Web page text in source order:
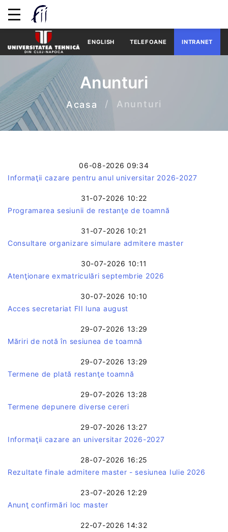
ENGLISH TELEFOANE INTRANET
Anunturi
Acasa Anunturi
06-08-2026 09:34
Informaţii cazare pentru anul universitar 2026-2027
31-07-2026 10:22
Programarea sesiunii de restanţe de toamnă
31-07-2026 10:21
Consultare organizare simulare admitere master
30-07-2026 10:11
Atenţionare exmatriculări septembrie 2026
30-07-2026 10:10
Acces secretariat FII luna august
29-07-2026 13:29
Măriri de notă în sesiunea de toamnă
29-07-2026 13:29
Termene de plată restanţe toamnă
29-07-2026 13:28
Termene depunere diverse cereri
29-07-2026 13:27
Informaţii cazare an universitar 2026-2027
28-07-2026 16:25
Rezultate finale admitere master - sesiunea Iulie 2026
23-07-2026 12:29
Anunţ confirmări loc master
22-07-2026 14:32